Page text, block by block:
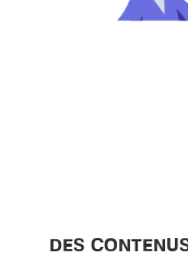
DES